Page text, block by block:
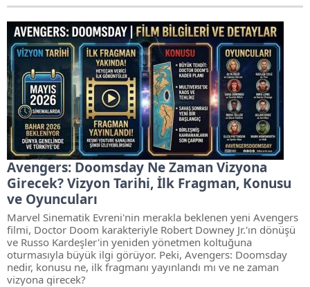
Avengers: Doomsday Ne Zaman Vizyona
Girecek? Vizyon Tarihi, İlk Fragman, Konusu
ve Oyuncuları
Marvel Sinematik Evreni'nin merakla beklenen yeni Avengers
filmi, Doctor Doom karakteriyle Robert Downey Jr.'ın dönüşü
ve Russo Kardeşler'in yeniden yönetmen koltuğuna
oturmasıyla büyük ilgi görüyor. Peki, Avengers: Doomsday
nedir, konusu ne, ilk fragmanı yayınlandı mı ve ne zaman
vizyona girecek?